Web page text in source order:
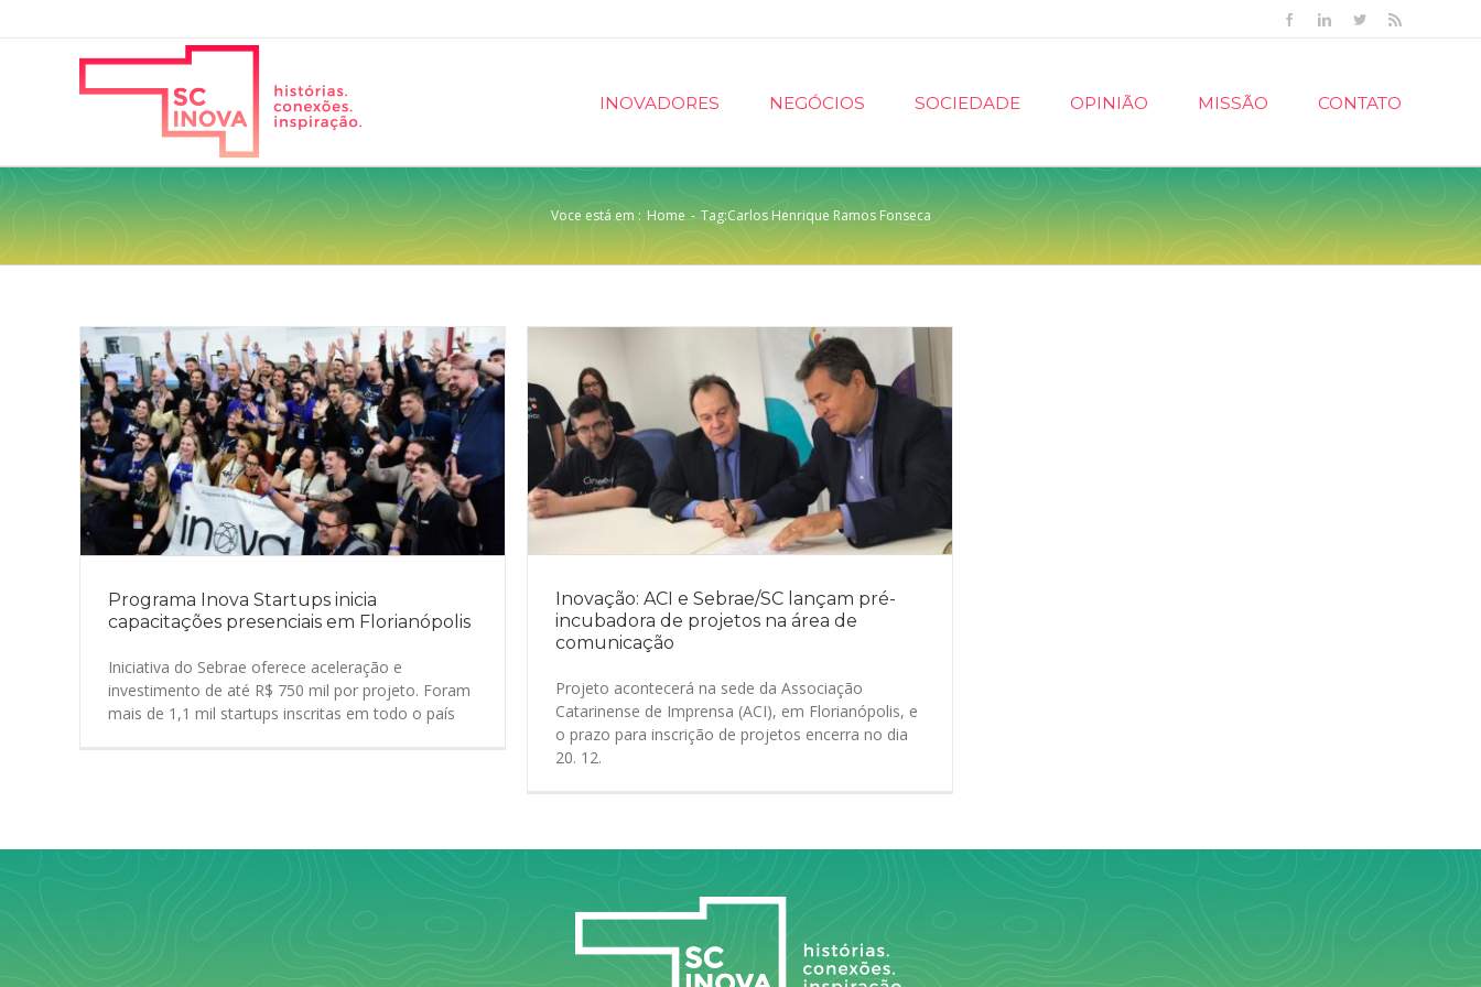
FacebookLinkedinTwitter
INOVADORES NEGÓCIOS SOCIEDADE OPINIÃO MISSÃO CONTATO
Voce está em : Home - Tag:Carlos Henrique Ramos Fonseca
Programa Inova Startups inicia
capacitações presenciais em Florianópolis
Iniciativa do Sebrae oferece aceleração e
investimento de até R$ 750 mil por projeto. Foram
mais de 1,1 mil startups inscritas em todo o país
Inovação: ACI e Sebrae/SC lançam pré-
incubadora de projetos na área de
comunicação
Projeto acontecerá na sede da Associação
Catarinense de Imprensa (ACI), em Florianópolis, e
o prazo para inscrição de projetos encerra no dia
20. 12.